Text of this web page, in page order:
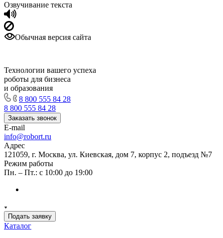
Озвучивание текста
Обычная версия сайта
Технологии вашего успеха
роботы для бизнеса
и образования
8 800 555 84 28
8 800 555 84 28
Заказать звонок
E-mail
info@robort.ru
Адрес
121059, г. Москва, ул. Киевская, дом 7, корпус 2, подъезд №7
Режим работы
Пн. – Пт.: с 10:00 до 19:00
Подать заявку
Каталог